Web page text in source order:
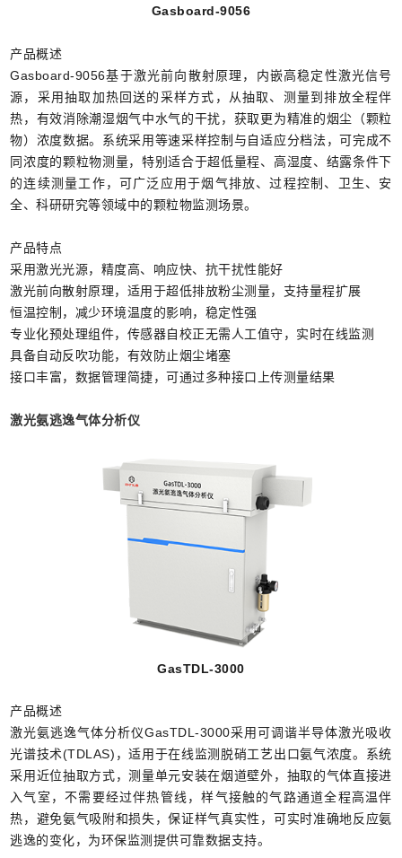
Gasboard-9056
产品概述
Gasboard-9056基于激光前向散射原理，内嵌高稳定性激光信号
源，采用抽取加热回送的采样方式，从抽取、测量到排放全程伴
热，有效消除潮湿烟气中水气的干扰，获取更为精准的烟尘（颗粒
物）浓度数据。系统采用等速采样控制与自适应分档法，可完成不
同浓度的颗粒物测量，特别适合于超低量程、高湿度、结露条件下
的连续测量工作，可广泛应用于烟气排放、过程控制、卫生、安
全、科研研究等领域中的颗粒物监测场景。
产品特点
采用激光光源，精度高、响应快、抗干扰性能好
激光前向散射原理，适用于超低排放粉尘测量，支持量程扩展
恒温控制，减少环境温度的影响，稳定性强
专业化预处理组件，传感器自校正无需人工值守，实时在线监测
具备自动反吹功能，有效防止烟尘堵塞
接口丰富，数据管理简捷，可通过多种接口上传测量结果
激光氨逃逸气体分析仪
GasTDL-3000
产品概述
激光氨逃逸气体分析仪GasTDL-3000采用可调谐半导体激光吸收
光谱技术(TDLAS)，适用于在线监测脱硝工艺出口氨气浓度。系统
采用近位抽取方式，测量单元安装在烟道壁外，抽取的气体直接进
入气室，不需要经过伴热管线，样气接触的气路通道全程高温伴
热，避免氨气吸附和损失，保证样气真实性，可实时准确地反应氨
逃逸的变化，为环保监测提供可靠数据支持。